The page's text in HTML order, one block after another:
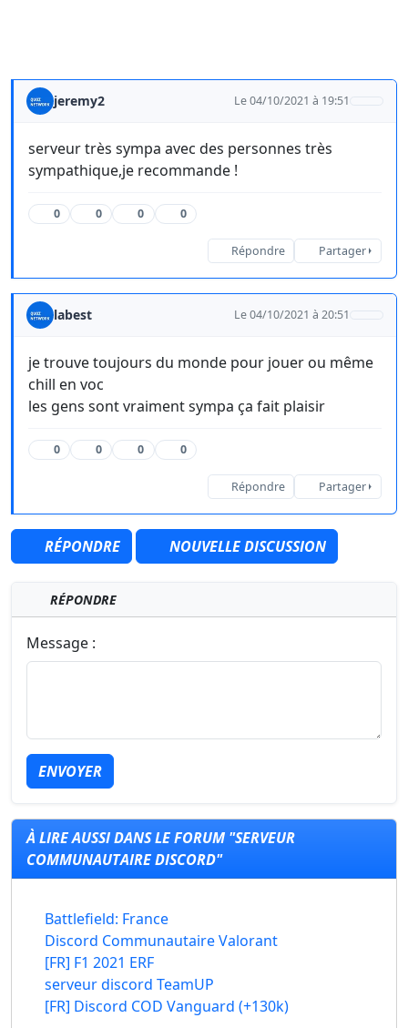
jeremy2 Le 04/10/2021 à 19:51
serveur très sympa avec des personnes très
sympathique,je recommande !
0 0 0 0
Répondre Partager
labest Le 04/10/2021 à 20:51
je trouve toujours du monde pour jouer ou même
chill en voc
les gens sont vraiment sympa ça fait plaisir
0 0 0 0
Répondre Partager
RÉPONDRE NOUVELLE DISCUSSION
RÉPONDRE
Message :
ENVOYER
À LIRE AUSSI DANS LE FORUM "SERVEUR
COMMUNAUTAIRE DISCORD"
Battlefield: France
Discord Communautaire Valorant
[FR] F1 2021 ERF
serveur discord TeamUP
[FR] Discord COD Vanguard (+130k)